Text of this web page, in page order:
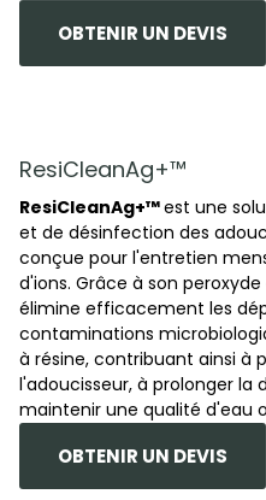
OBTENIR UN DEVIS
ResiCleanAg+™
ResiCleanAg+™est une
et de désinfection des
conçue pour l'entretien
d'ions. Grâce à son
élimine efficacement les
contaminations
à résine, contribuant ainsi à
l'adoucisseur, à prolonger la
maintenir une qualité d'eau
OBTENIR UN DEVIS